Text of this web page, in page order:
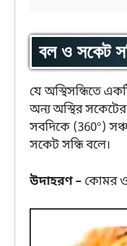
বল ও সকেট
যে অস্থিসন্ধিতে
অন্য অস্থির সকেটের
সবদিকে (360°)
সকেট সন্ধি বলে।
উদাহরণ – কোমর ও